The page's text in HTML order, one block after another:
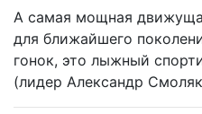
А самая мощная
для ближайшего
гонок, это лыжный
(лидер Александр